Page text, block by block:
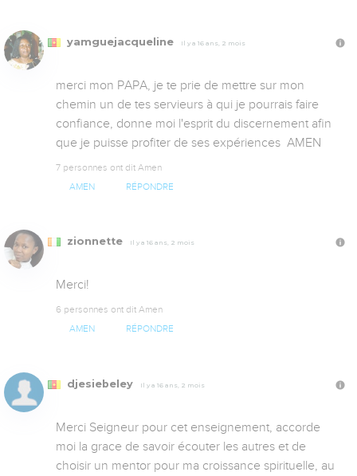
yamguejacqueline Il y a 16 ans, 2 mois
merci mon PAPA, je te prie de mettre sur mon
chemin un de tes servieurs à qui je pourrais faire
confiance, donne moi l'esprit du discernement afin
que je puisse profiter de ses expériences  AMEN
7 personnes ont dit Amen
AMEN RÉPONDRE
zionnette Il y a 16 ans, 2 mois
Merci!
6 personnes ont dit Amen
AMEN RÉPONDRE
djesiebeley Il y a 16 ans, 2 mois
Merci Seigneur pour cet enseignement, accorde
moi la grace de savoir écouter les autres et de
choisir un mentor pour ma croissance spirituelle, au